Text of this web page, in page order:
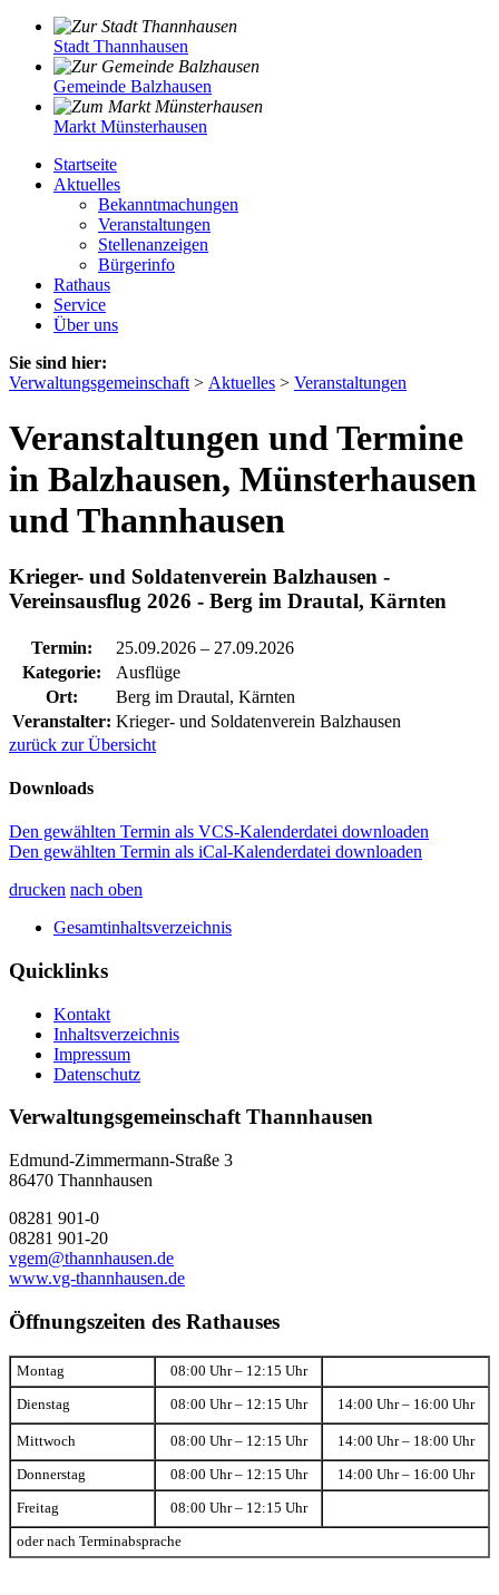
Stadt Thannhausen
Gemeinde Balzhausen
Markt Münsterhausen
Startseite
Aktuelles
Bekanntmachungen
Veranstaltungen
Stellenanzeigen
Bürgerinfo
Rathaus
Service
Über uns
Sie sind hier:
Verwaltungsgemeinschaft > Aktuelles > Veranstaltungen
Veranstaltungen und Termine
in Balzhausen, Münsterhausen
und Thannhausen
Krieger- und Soldatenverein Balzhausen -
Vereinsausflug 2026 - Berg im Drautal, Kärnten
Termin: 25.09.2026 – 27.09.2026
Kategorie:
Ausflüge
Ort:
Berg im Drautal, Kärnten
Veranstalter: Krieger- und Soldatenverein Balzhausen
zurück zur Übersicht
Downloads
Den gewählten Termin als VCS-Kalenderdatei downloaden
Den gewählten Termin als iCal-Kalenderdatei downloaden
drucken nach oben
Gesamtinhaltsverzeichnis
Quicklinks
Kontakt
Inhaltsverzeichnis
Impressum
Datenschutz
Verwaltungsgemeinschaft Thannhausen
Edmund-Zimmermann-Straße 3
86470 Thannhausen
08281 901-0
08281 901-20
vgem@thannhausen.de
www.vg-thannhausen.de
Öffnungszeiten des Rathauses
Montag 08:00 Uhr – 12:15 Uhr
Dienstag 08:00 Uhr – 12:15 Uhr 14:00 Uhr – 16:00 Uhr
Mittwoch 08:00 Uhr – 12:15 Uhr 14:00 Uhr – 18:00 Uhr
Donnerstag 08:00 Uhr – 12:15 Uhr 14:00 Uhr – 16:00 Uhr
Freitag 08:00 Uhr – 12:15 Uhr
oder nach Terminabsprache